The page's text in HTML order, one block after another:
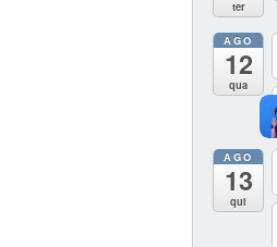
ter
AGO
12
qua
AGO
13
qui